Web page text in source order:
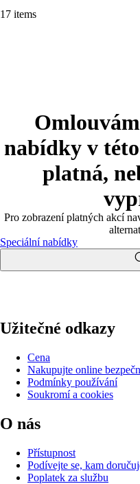
17 items
nabídky v
platná,
Pro zobrazení platných akcí
Speciální nabídky
Užitečné odkazy
Cena
Nakupujte online
Podmínky používání
Soukromí a cookies
O nás
Přístupnost
Podívejte se, kam
Poplatek za službu